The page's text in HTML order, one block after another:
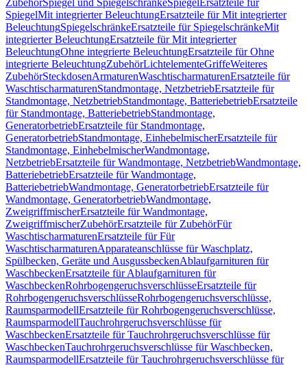
ZubehörSpiegel und SpiegelschränkeSpiegel Ersatzteile für
SpiegelMit integrierter BeleuchtungErsatzteile für Mit integrierter
BeleuchtungSpiegelschränkeErsatzteile für SpiegelschränkeMit
integrierter BeleuchtungErsatzteile für Mit integrierter
BeleuchtungOhne integrierte BeleuchtungErsatzteile für Ohne
integrierte BeleuchtungZubehörLichtelementeGriffeWeiteres
ZubehörSteckdosenArmaturenWaschtischarmaturenErsatzteile für
WaschtischarmaturenStandmontage, NetzbetriebErsatzteile für
Standmontage, NetzbetriebStandmontage, BatteriebetriebErsatzteile
für Standmontage, BatteriebetriebStandmontage,
GeneratorbetriebErsatzteile für Standmontage,
GeneratorbetriebStandmontage, EinhebelmischerErsatzteile für
Standmontage, EinhebelmischerWandmontage,
NetzbetriebErsatzteile für Wandmontage, NetzbetriebWandmontage,
BatteriebetriebErsatzteile für Wandmontage,
BatteriebetriebWandmontage, GeneratorbetriebErsatzteile für
Wandmontage, GeneratorbetriebWandmontage,
ZweigriffmischerErsatzteile für Wandmontage,
ZweigriffmischerZubehörErsatzteile für ZubehörFür
WaschtischarmaturenErsatzteile für Für
WaschtischarmaturenApparateanschlüsse für Waschplatz,
Spülbecken, Geräte und AusgussbeckenAblaufgarnituren für
WaschbeckenErsatzteile für Ablaufgarnituren für
WaschbeckenRohrbogengeruchsverschlüsseErsatzteile für
RohrbogengeruchsverschlüsseRohrbogengeruchsverschlüsse,
RaumsparmodellErsatzteile für Rohrbogengeruchsverschlüsse,
RaumsparmodellTauchrohrgeruchsverschlüsse für
WaschbeckenErsatzteile für Tauchrohrgeruchsverschlüsse für
WaschbeckenTauchrohrgeruchsverschlüsse für Waschbecken,
RaumsparmodellErsatzteile für Tauchrohrgeruchsverschlüsse für